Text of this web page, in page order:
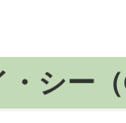
シー